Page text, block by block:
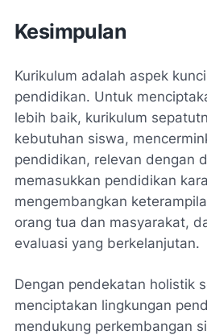
Kesimpulan
Kurikulum adalah aspek
pendidikan. Untuk
lebih baik, kurikulum
kebutuhan siswa,
pendidikan, relevan dengan
memasukkan pendidikan
mengembangkan
orang tua dan masyarakat,
evaluasi yang berkelanjutan.
Dengan pendekatan holistik
menciptakan lingkungan
mendukung perkembangan